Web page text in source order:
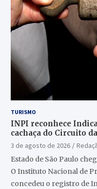
TURISMO
INPI reconhece
cachaça do Circuito
3 de agosto de 2026
Estado de São Paulo
O Instituto Nacional de
concedeu o registro de